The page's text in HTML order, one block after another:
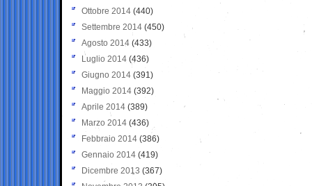
Ottobre 2014 (440)
Settembre 2014 (450)
Agosto 2014 (433)
Luglio 2014 (436)
Giugno 2014 (391)
Maggio 2014 (392)
Aprile 2014 (389)
Marzo 2014 (436)
Febbraio 2014 (386)
Gennaio 2014 (419)
Dicembre 2013 (367)